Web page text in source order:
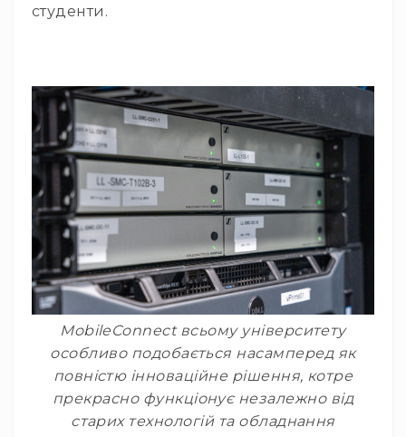
IP
телефонії
Для
офісів
та
колл-
центрів
Аксесуари
Мікрофони
Для
геймерів
та
блогерів
Для
домашніх
студій
Для
студенти.
MobileConnect всьому університету
особливо подобається насамперед як
повністю інноваційне рішення, котре
прекрасно функціонує незалежно від
старих технологій та обладнання